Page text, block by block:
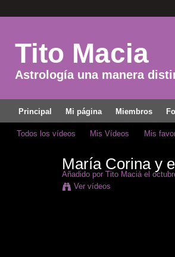
Tito Macia
Astrología una manera
Principal Mi página Miembros
Todos los vídeos Mis Vídeos Mis
María Corina y
Añadido por Tito Maciáel
Ver vídeos